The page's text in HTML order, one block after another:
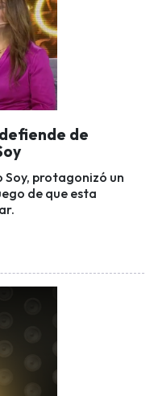
de
protagonizó un
de que esta